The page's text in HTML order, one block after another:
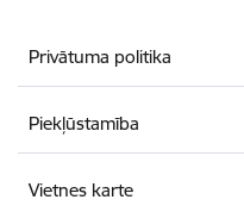
Privātuma politika
Piekļūstamība
Vietnes karte